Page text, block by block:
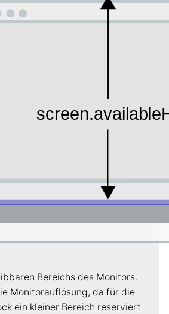
Bereichs des Monitors.
Monitorauflösung, da für die
ein kleiner Bereich reserviert